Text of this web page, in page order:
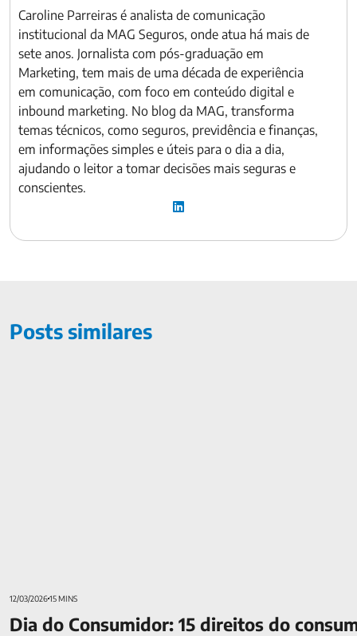
Caroline Parreiras é analista de comunicação
institucional da MAG Seguros, onde atua há mais de
sete anos. Jornalista com pós-graduação em
Marketing, tem mais de uma década de experiência
em comunicação, com foco em conteúdo digital e
inbound marketing. No blog da MAG, transforma
temas técnicos, como seguros, previdência e finanças,
em informações simples e úteis para o dia a dia,
ajudando o leitor a tomar decisões mais seguras e
conscientes.
Posts similares
12/03/202615 MINS
Dia do Consumidor: 15 direitos do